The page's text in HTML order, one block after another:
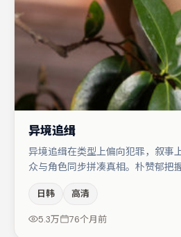
异境追缉
异境追缉在类型上偏向犯罪，叙事
众与角色同步拼凑真相。朴赞郁把
枫、金高银、大鹏等，角色动机前
与伏笔的观众。若你偏爱强类型与
日韩 高清
5.3万 76个月前